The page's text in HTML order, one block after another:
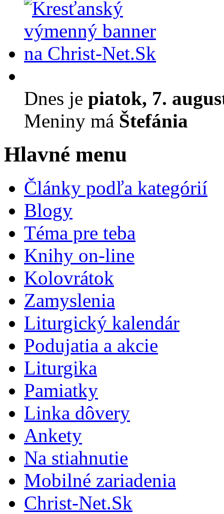
Dnes je piatok, 7.
Meniny má Štefánia
Hlavné menu
Články podľa kategórií
Blogy
Téma pre teba
Knihy on-line
Kolovrátok
Zamyslenia
Liturgický kalendár
Podujatia a akcie
Liturgika
Pamiatky
Linka dôvery
Ankety
Na stiahnutie
Mobilné zariadenia
Christ-Net.Sk